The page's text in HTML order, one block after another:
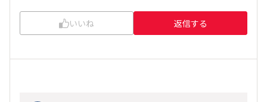
いいね 返信する